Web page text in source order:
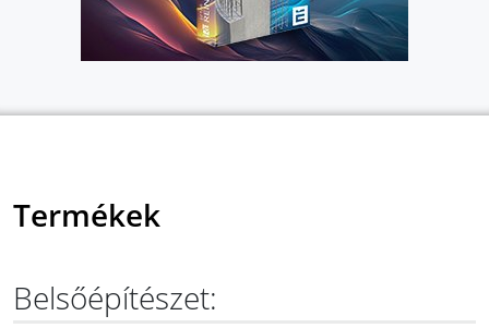
Termékek
Belsőépítészet: